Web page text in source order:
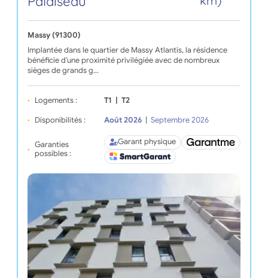
Massy (91300)
Implantée dans le quartier de Massy Atlantis, la résidence
bénéficie d’une proximité privilégiée avec de nombreux
sièges de grands g…
Logements : T1 | T2
Disponibilités : Août 2026 | Septembre 2026
Garanties
possibles :
Garant physique